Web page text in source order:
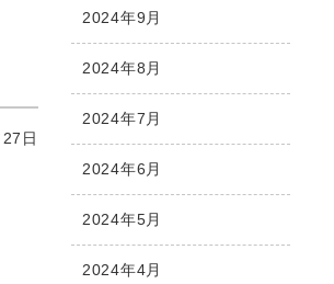
日
2024年9月
2024年8月
2024年7月
2024年6月
2024年5月
2024年4月